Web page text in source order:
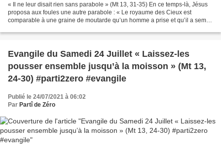
« Il ne leur disait rien sans parabole » (Mt 13, 31-35) En ce temps-là, Jésus
proposa aux foules une autre parabole : « Le royaume des Cieux est
comparable à une graine de moutarde qu’un homme a prise et qu’il a semée
Evangile du Samedi 24 Juillet « Laissez-les
pousser ensemble jusqu’à la moisson » (Mt 13,
24-30) #parti2zero #evangile
Publié le 24/07/2021 à 06:02
Par Partî de Zéro